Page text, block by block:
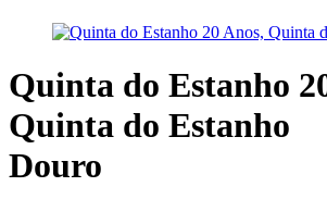
Quinta do Estanho
Quinta do Estanho
Douro